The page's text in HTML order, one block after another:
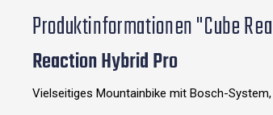
Produktinformationen "Cube
Reaction Hybrid Pro
Vielseitiges Mountainbike mit Bosch-